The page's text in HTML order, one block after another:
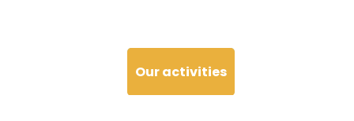
Our activities